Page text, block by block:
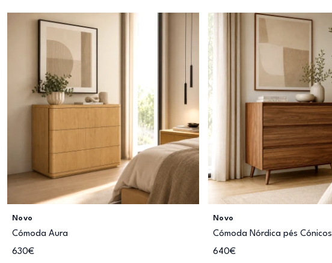
Novo
Cómoda Aura
630€
Novo
Cómoda Nórdica pés Cónicos
640€